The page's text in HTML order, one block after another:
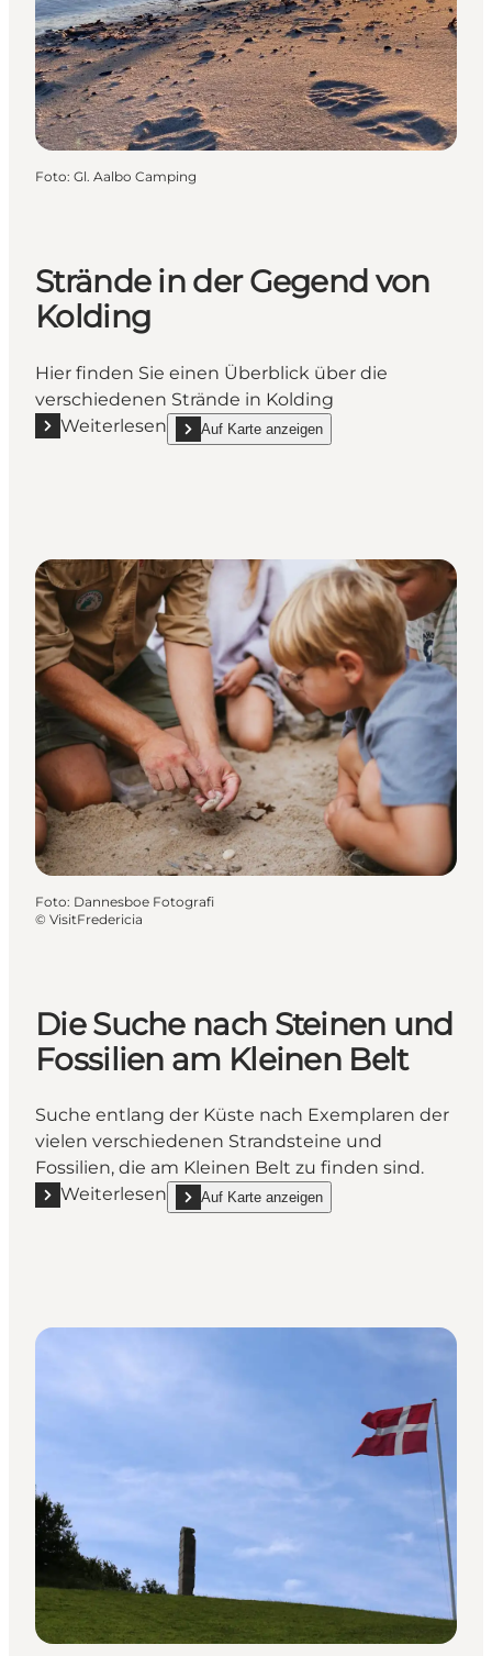
Foto: Gl. Aalbo Camping
Strände in der Gegend von
Kolding
Hier finden Sie einen Überblick über die
verschiedenen Strände in Kolding
Weiterlesen
Mehr erfahren "Strände in der Gegend von Kolding"
Auf Karte anzeigen
show Strände in der Gegend von Kolding on_map
Foto: Dannesboe Fotografi
© VisitFredericia
Die Suche nach Steinen und
Fossilien am Kleinen Belt
Suche entlang der Küste nach Exemplaren der
vielen verschiedenen Strandsteine und
Fossilien, die am Kleinen Belt zu finden sind.
Weiterlesen
Mehr erfahren "Die Suche nach Steinen und
Auf Karte anzeigen
show Die Suche nach Steinen und Fossilien am